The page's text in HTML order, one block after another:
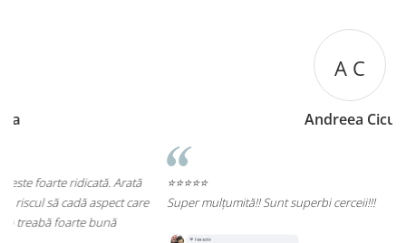
⭐⭐⭐⭐⭐
Super mulțumită!! Sunt superbi cerceii!!!